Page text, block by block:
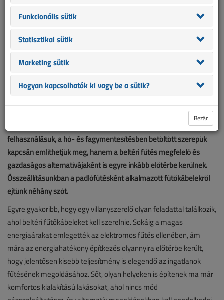
felhasználásuk, a hó- és fagymentesítésben betöltött szerepük
kapcsán említhetjük meg, hanem a beltéri fűtés megfelelő és
gazdaságos alternatívájaként is egyre inkább előtérbe kerülnek.
Összeállításunkban a padlófűtésként alkalmazott fűtőkábelekről
ejtünk néhány szót.
Egyre gyakoribb, hogy egy villanyszerelő olyan feladattal találkozik,
ahol beltéri fűtőkábeleket kell szerelnie. Sokáig a magas
energiaárakat emlegették az elektromos fűtés ellenében, ám
mára az energiahatékony építkezés olyannyira előtérbe került,
hogy jelentősen kisebb teljesítmény is elegendő az ingatlanok
fűtésének megoldásához. Sőt, olyan helyeken is építenek ma már
komfortos kialakítású lakásokat, ahol nincs mód
Funkcionális sütik
Statisztikai sütik
Marketing sütik
Hogyan kapcsolhatók ki vagy be a sütik?
Bezár